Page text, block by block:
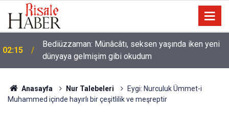
02:15
Bediüzzaman: Münâcâtı, seksen yaşında iken yeni
dünyaya gelmişim gibi okudum
01:45
Nice binilen hayvan vardır ki, binicisinden daha
hayırlıdır
Anasayfa Nur Talebeleri
Eygi: Nurculuk Ümmet-i
Muhammed içinde hayırlı bir çeşitlilik ve meşreptir